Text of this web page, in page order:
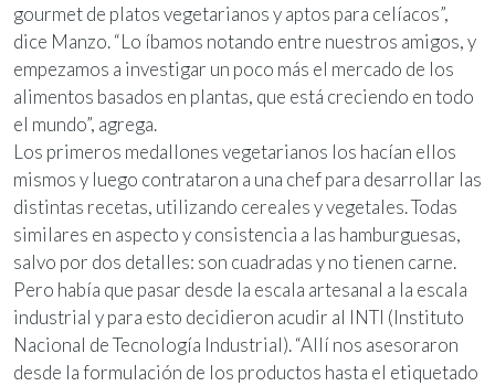
gourmet de platos vegetarianos y aptos para celíacos”,
dice Manzo. “Lo íbamos notando entre nuestros amigos, y
empezamos a investigar un poco más el mercado de los
alimentos basados en plantas, que está creciendo en todo
el mundo”, agrega.
Los primeros medallones vegetarianos los hacían ellos
mismos y luego contrataron a una chef para desarrollar las
distintas recetas, utilizando cereales y vegetales. Todas
similares en aspecto y consistencia a las hamburguesas,
salvo por dos detalles: son cuadradas y no tienen carne.
Pero había que pasar desde la escala artesanal a la escala
industrial y para esto decidieron acudir al INTI (Instituto
Nacional de Tecnología Industrial). “Allí nos asesoraron
desde la formulación de los productos hasta el etiquetado